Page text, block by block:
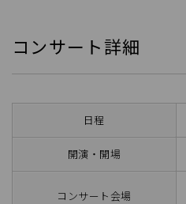
コンサート詳細
日程
開演・開場
コンサート会場